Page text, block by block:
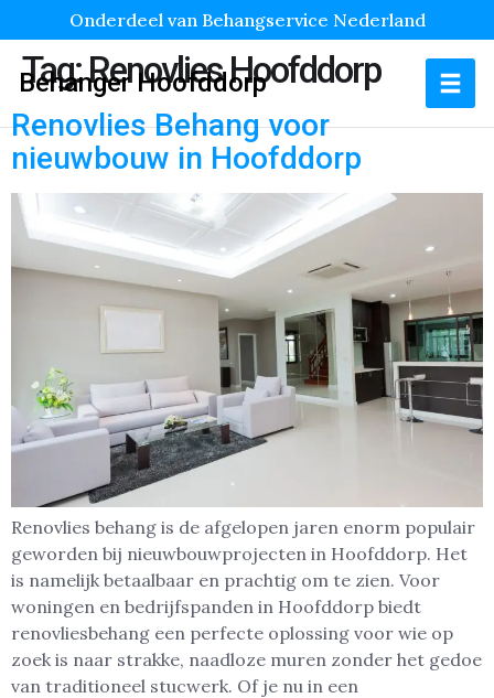
Onderdeel van Behangservice Nederland
Behanger Hoofddorp
Tag:Renovlies Hoofddorp
Renovlies Behang voor
nieuwbouw in Hoofddorp
Renovlies behang is de afgelopen jaren enorm populair
geworden bij nieuwbouwprojecten in Hoofddorp. Het
is namelijk betaalbaar en prachtig om te zien. Voor
woningen en bedrijfspanden in Hoofddorp biedt
renovliesbehang een perfecte oplossing voor wie op
zoek is naar strakke, naadloze muren zonder het gedoe
van traditioneel stucwerk. Of je nu in een